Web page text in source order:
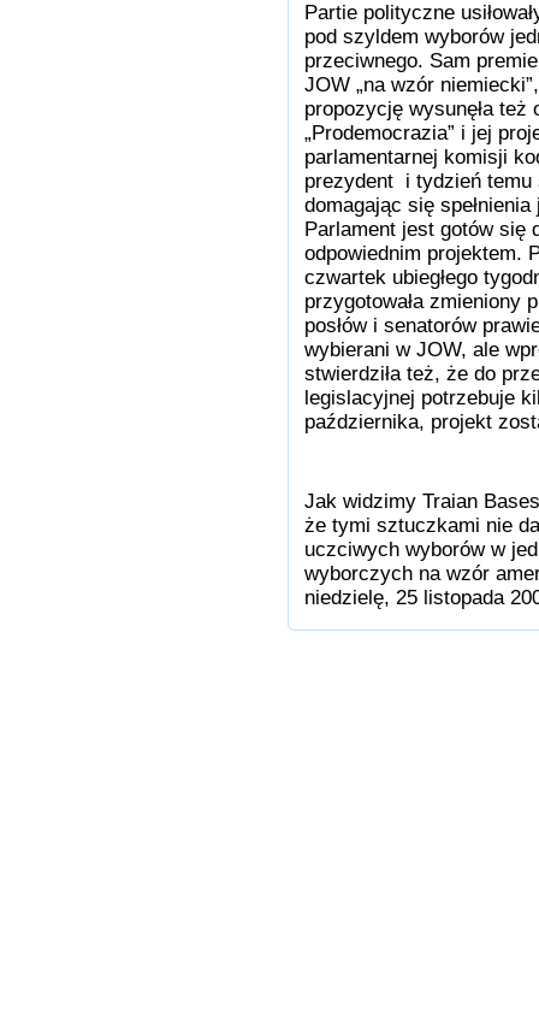
Partie polityczne
pod szyldem wyborów
przeciwnego. Sam
JOW „na wzór
propozycję wysunęła też
„Prodemocrazia” i jej
parlamentarnej komisji
prezydent i tydzień temu
domagając się
Parlament jest gotów się
odpowiednim projektem.
czwartek ubiegłego
przygotowała zmieniony
posłów i senatorów
wybierani w JOW, ale
stwierdziła też, że do
legislacyjnej potrzebuje
października, projekt
Jak widzimy Traian
że tymi sztuczkami nie
uczciwych wyborów w
wyborczych na wzór
niedzielę, 25 listopada